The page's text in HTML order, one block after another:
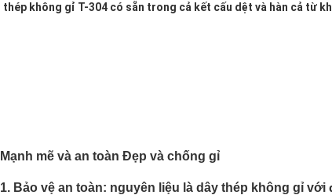
thép không gỉ T-304 có sẵn trong cả kết cấu dệt và hàn cả từ
Mạnh mẽ và an toàn Đẹp và chống gỉ
1. Bảo vệ an toàn: nguyên liệu là dây thép không gỉ